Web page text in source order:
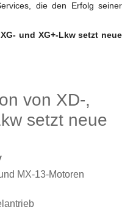
die den Erfolg seiner
und XG+-Lkw setzt neue
von XD-,
setzt neue
MX-13-Motoren